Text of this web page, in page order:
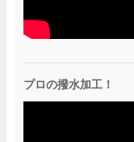
プロの撥水加工！